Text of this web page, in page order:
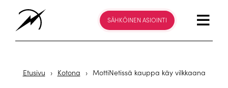
SÄHKÖINEN ASIOINTI
Etusivu › Kotona › MottiNetissä kauppa käy vilkkaana